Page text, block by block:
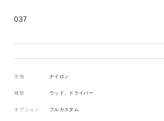
037
生地 ナイロン
種類 ウッド、ドライバー
オプション フルカスタム